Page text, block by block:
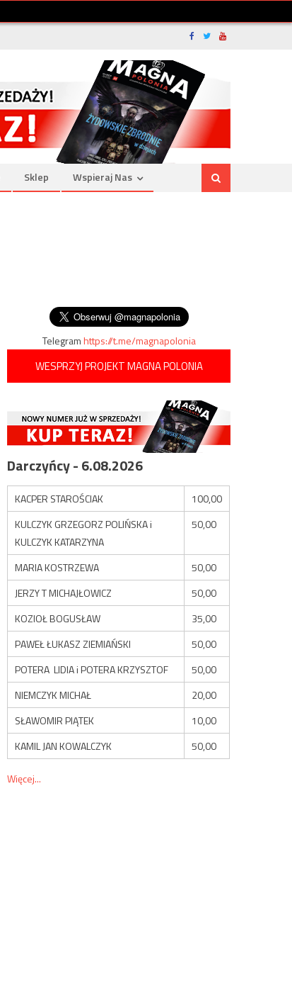
Sklep Wspieraj Nas
Telegramhttps://t.me/magnapolonia
WESPRZYJ PROJEKT MAGNA POLONIA
Darczyńcy - 6.08.2026
KACPER STAROŚCIAK
100,00
KULCZYK GRZEGORZ POLIŃSKA i
KULCZYK KATARZYNA
50,00
MARIA KOSTRZEWA
50,00
JERZY T MICHAJŁOWICZ
50,00
KOZIOŁ BOGUSŁAW
35,00
PAWEŁ ŁUKASZ ZIEMIAŃSKI
50,00
POTERA LIDIA i POTERA KRZYSZTOF
50,00
NIEMCZYK MICHAŁ
20,00
SŁAWOMIR PIĄTEK
10,00
KAMIL JAN KOWALCZYK
50,00
Więcej...